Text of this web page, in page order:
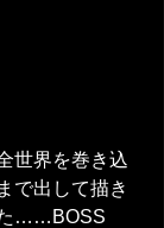
世界を巻き込
で出して描き
た……BOSS